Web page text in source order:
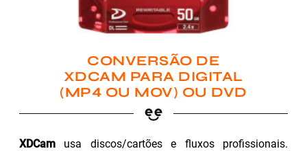
CONVERSÃO DE
XDCAM PARA DIGITAL
(MP4 OU MOV) OU DVD
XDCam usa discos/cartões e fluxos profissionais.